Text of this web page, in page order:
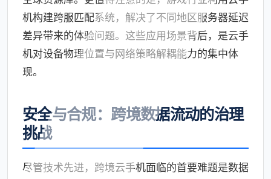
机构建跨服匹配系统，解决了不同地区服务器延迟
差异带来的体验问题。这些应用场景背后，是云手
机对设备物理位置与网络策略解耦能力的集中体
现。
安全与合规：跨境数据流动的治理
挑战
尽管技术先进，跨境云手机面临的首要难题是数据